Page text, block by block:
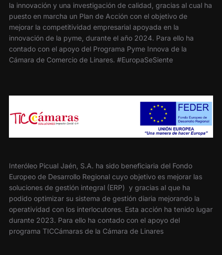
la innovación y una investigación de calidad, gracias al cual ha
puesto en marcha un Plan de Acción con el objetivo de
mejorar la competitividad empresarial apoyada en la
innovación de la pyme, durante el año 2024. Para ello ha
contado con el apoyo del Programa Pyme Innova de la
Cámara de Comercio de Linares. #EuropaSeSiente
Interóleo Picual Jaén, S.A. ha sido beneficiaria del Fondo
Europeo de Desarrollo Regional cuyo objetivo es mejorar las
soluciones de gestión integral (ERP) y gracias al que ha
podido optimizar su sistema de gestión diaria mejorando la
operatividad con los interlocutores. Esta acción ha tenido lugar
durante 2023. Para ello ha contado con el apoyo del
programa TICCámaras de la Cámara de Linares